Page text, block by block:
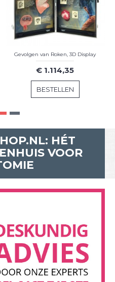
Gevolgen van Roken, 3D Display
€ 1.114,35
BESTELLEN
HÉT
VOOR